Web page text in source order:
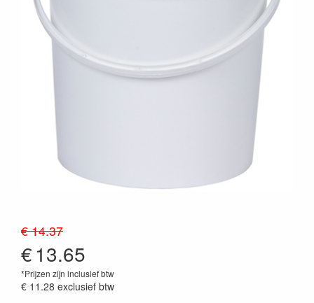
€ 14.37
€13.65
*Prijzen zijn inclusief btw
€ 11.28 exclusief btw